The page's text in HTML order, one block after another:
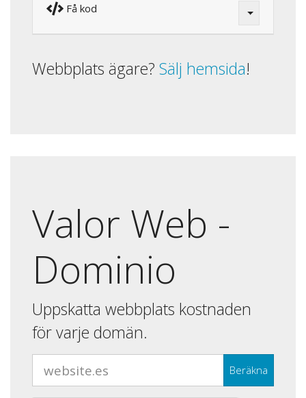
Få kod
Webbplats ägare? Sälj hemsida!
Valor Web -
Dominio
Uppskatta webbplats kostnaden
för varje domän.
Beräkna